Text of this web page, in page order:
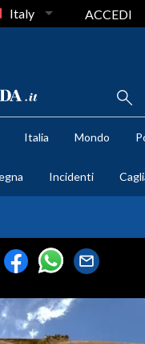
Italy ACCEDI
Italia Mondo
Incidenti